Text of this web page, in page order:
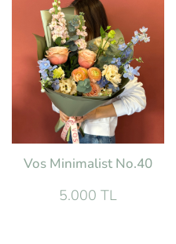
Vos Minimalist No.40
5.000 TL